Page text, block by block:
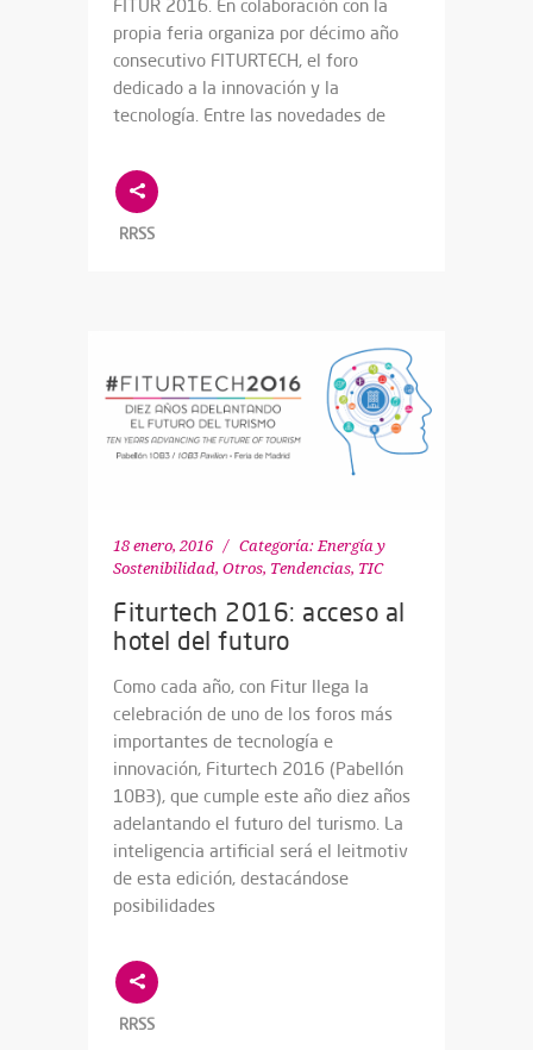
FITUR 2016. En colaboración con la
propia feria organiza por décimo año
consecutivo FITURTECH, el foro
dedicado a la innovación y la
tecnología. Entre las novedades de
RRSS
18 enero, 2016 Categoría: Energía y
Sostenibilidad, Otros, Tendencias, TIC
Fiturtech 2016: acceso al
hotel del futuro
Como cada año, con Fitur llega la
celebración de uno de los foros más
importantes de tecnología e
innovación, Fiturtech 2016 (Pabellón
10B3), que cumple este año diez años
adelantando el futuro del turismo. La
inteligencia artificial será el leitmotiv
de esta edición, destacándose
posibilidades
RRSS